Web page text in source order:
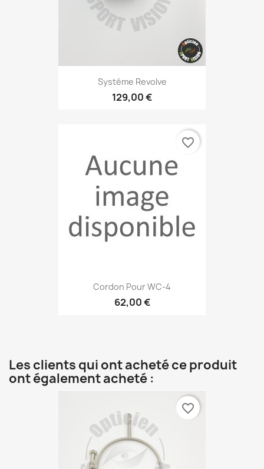
Systéme Revolve
129,00 €
Cordon Pour WC-4
62,00 €
favorite_border
Les clients qui ont acheté ce produit
ont également acheté :
favorite_border